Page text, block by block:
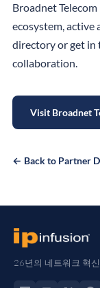
Broadnet
ecosystem, active
directory or get in
collaboration.
Visit Broadnet
← Back to Partner
26년의 네트워크 혁